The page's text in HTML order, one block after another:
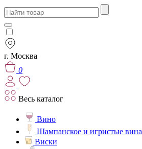
г. Москва
0
Весь каталог
Вино
Шампанское и игристые вина
Виски